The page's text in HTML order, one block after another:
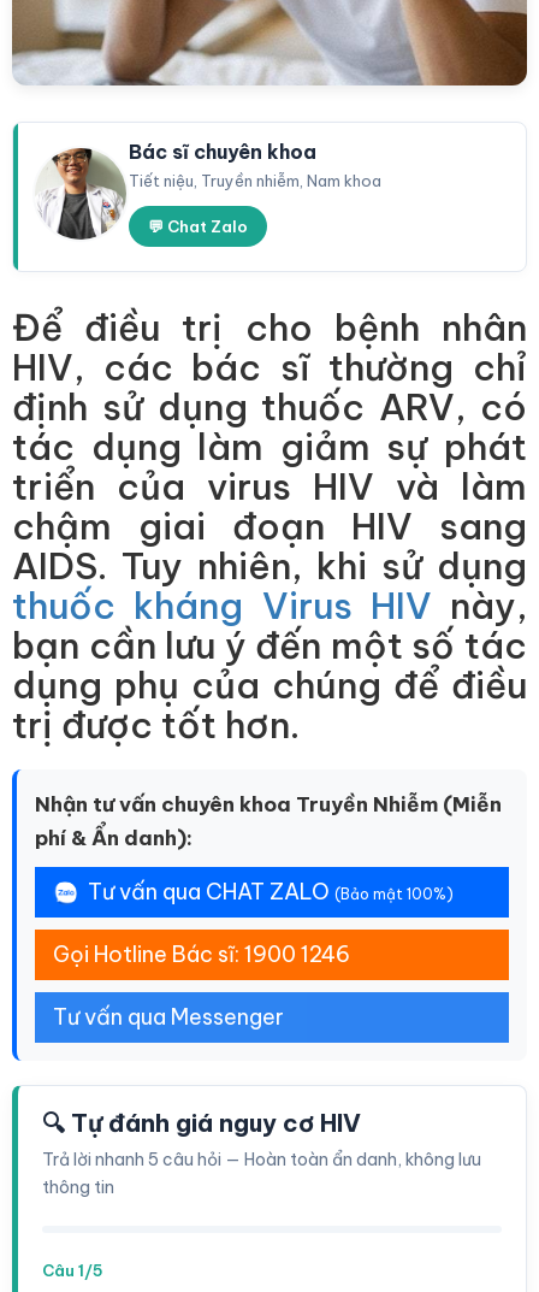
Bác sĩ chuyên khoa
Tiết niệu, Truyền nhiễm, Nam khoa
💬 Chat Zalo
Để điều trị cho bệnh nhân
HIV, các bác sĩ thường chỉ
định sử dụng thuốc ARV, có
tác dụng làm giảm sự phát
triển của virus HIV và làm
chậm giai đoạn HIV sang
AIDS. Tuy nhiên, khi sử dụng
thuốc kháng Virus HIV này,
bạn cần lưu ý đến một số tác
dụng phụ của chúng để điều
trị được tốt hơn.
Nhận tư vấn chuyên khoa Truyền Nhiễm (Miễn
phí & Ẩn danh):
Tư vấn qua CHAT ZALO (Bảo mật 100%)
Gọi Hotline Bác sĩ: 1900 1246
Tư vấn qua Messenger
🔍 Tự đánh giá nguy cơ HIV
Trả lời nhanh 5 câu hỏi — Hoàn toàn ẩn danh, không lưu
thông tin
Câu 1/5